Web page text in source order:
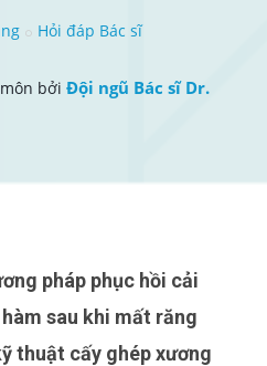
Hỏi đáp Bác sĩ
bởi Đội ngũ Bác sĩ Dr.
sau khi mất răng
thuật cấy ghép xương